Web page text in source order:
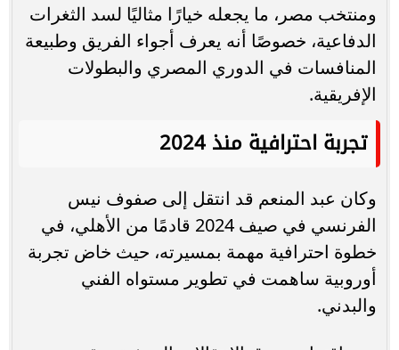
ومنتخب مصر، ما يجعله خيارًا مثاليًا لسد الثغرات
الدفاعية، خصوصًا أنه يعرف أجواء الفريق وطبيعة
المنافسات في الدوري المصري والبطولات
الإفريقية.
تجربة احترافية منذ 2024
وكان عبد المنعم قد انتقل إلى صفوف نيس
الفرنسي في صيف 2024 قادمًا من الأهلي، في
خطوة احترافية مهمة بمسيرته، حيث خاض تجربة
أوروبية ساهمت في تطوير مستواه الفني
والبدني.